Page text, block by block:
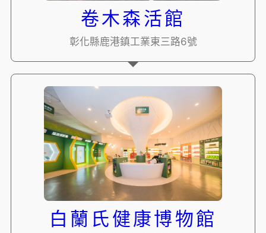
卷木森活館
彰化縣鹿港鎮工業東三路6號
白蘭氏健康博物館